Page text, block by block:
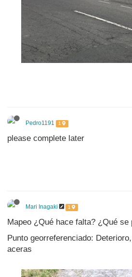
Pedro1191 1
please complete later
Mari Inagaki 1
Mapeo ¿Qué hace falta? ¿Qué se
Punto georreferenciado:
aceras